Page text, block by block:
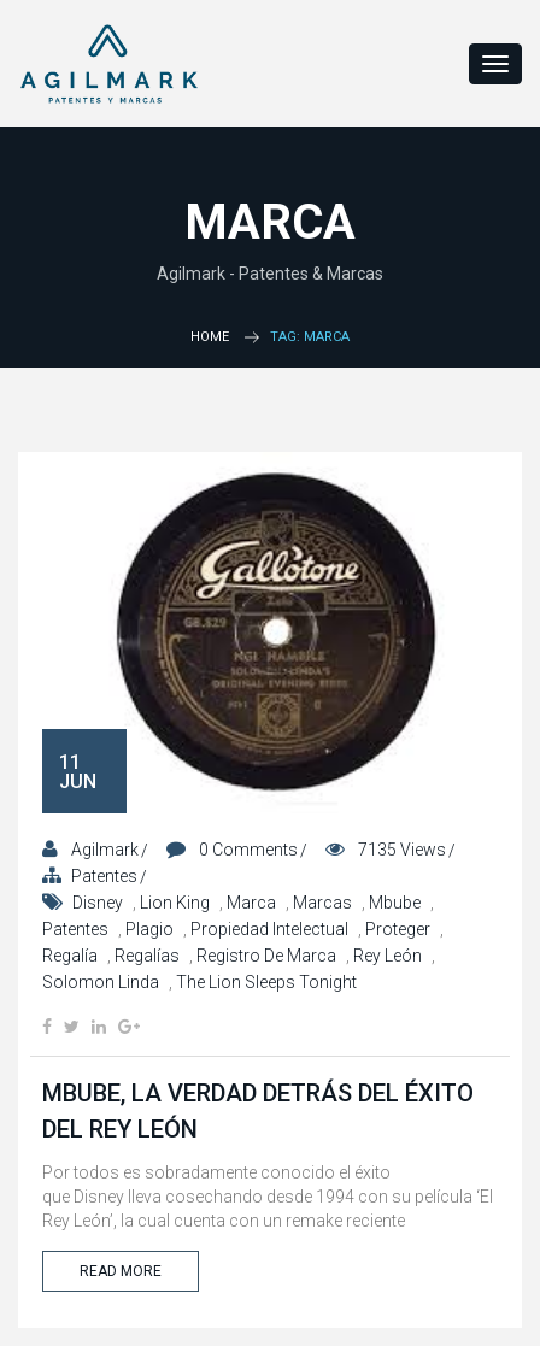
MARCA
Agilmark - Patentes & Marcas
HOME TAG: MARCA
11
JUN
Agilmark 0 Comments
7135 Views
Patentes
Disney
Lion King Marca Marcas Mbube
Patentes
Plagio Propiedad Intelectual Proteger
Regalía
Regalías Registro De Marca Rey León
Solomon Linda
The Lion Sleeps Tonight
MBUBE, LA VERDAD DETRÁS DEL ÉXITO
DEL REY LEÓN
Por todos es sobradamente conocido el éxito
que Disney lleva cosechando desde 1994 con su película ‘El
Rey León’, la cual cuenta con un remake reciente
READ MORE